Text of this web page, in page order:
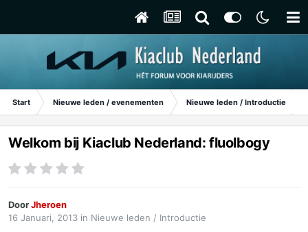
Start Nieuwe leden / evenementen Nieuwe leden / Introductie
Welkom bij Kiaclub Nederland: fluolbogy
DoorJheroen
16 Januari, 2013 in Nieuwe leden / Introductie